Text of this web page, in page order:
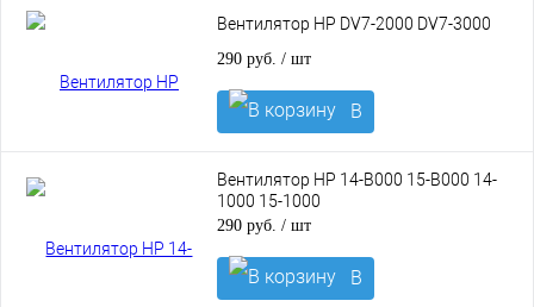
Вентилятор HP DV7-2000 DV7-3000
290 руб. / шт
В
корзину
Вентилятор HP 14-B000 15-B000 14-
1000 15-1000
290 руб. / шт
В